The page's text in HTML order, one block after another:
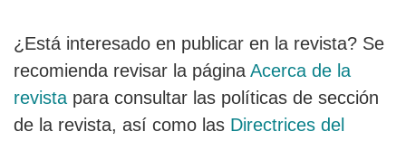
¿Está interesado en publicar en la revista? Se
recomienda revisar la página Acerca de la
revista para consultar las políticas de sección
de la revista, así como las Directrices del